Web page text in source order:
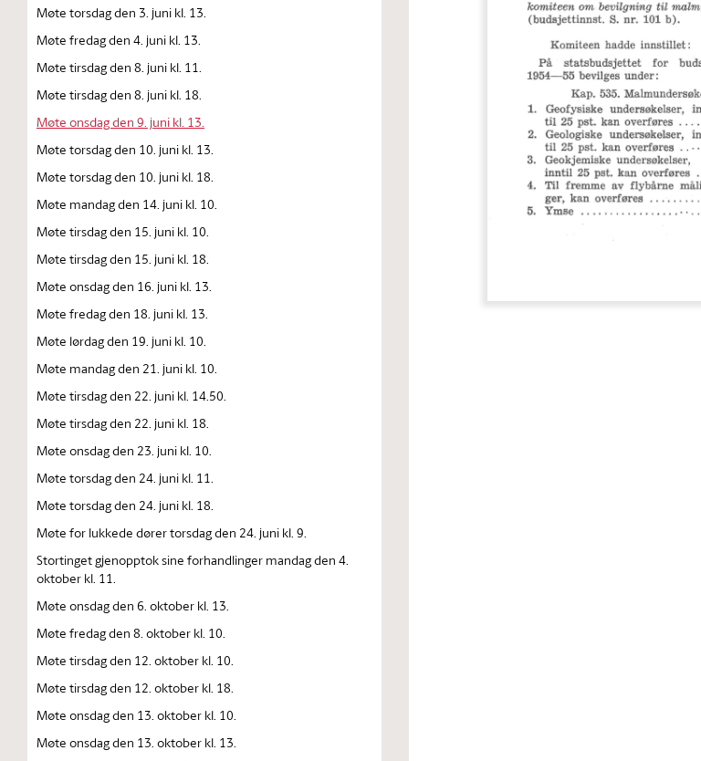
Møte torsdag den 3. juni kl. 13.
Møte fredag den 4. juni kl. 13.
Møte tirsdag den 8. juni kl. 11.
Møte tirsdag den 8. juni kl. 18.
Møte onsdag den 9. juni kl. 13.
Møte torsdag den 10. juni kl. 13.
Møte torsdag den 10. juni kl. 18.
Møte mandag den 14. juni kl. 10.
Møte tirsdag den 15. juni kl. 10.
Møte tirsdag den 15. juni kl. 18.
Møte onsdag den 16. juni kl. 13.
Møte fredag den 18. juni kl. 13.
Møte lørdag den 19. juni kl. 10.
Møte mandag den 21. juni kl. 10.
Møte tirsdag den 22. juni kl. 14.50.
Møte tirsdag den 22. juni kl. 18.
Møte onsdag den 23. juni kl. 10.
Møte torsdag den 24. juni kl. 11.
Møte torsdag den 24. juni kl. 18.
Møte for lukkede dører torsdag den 24. juni kl. 9.
Stortinget gjenopptok sine forhandlinger mandag den 4.
oktober kl. 11.
Møte onsdag den 6. oktober kl. 13.
Møte fredag den 8. oktober kl. 10.
Møte tirsdag den 12. oktober kl. 10.
Møte tirsdag den 12. oktober kl. 18.
Møte onsdag den 13. oktober kl. 10.
Møte onsdag den 13. oktober kl. 13.